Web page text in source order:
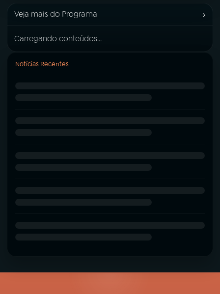
Veja mais do Programa ›
Carregando conteúdos...
Notícias Recentes